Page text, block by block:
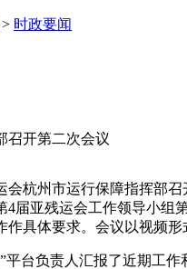
> 时政要闻
召开第二次会议
会杭州市运行保障指挥部
4届亚残运会工作领导小
具体要求。会议以视频
台负责人汇报了近期工